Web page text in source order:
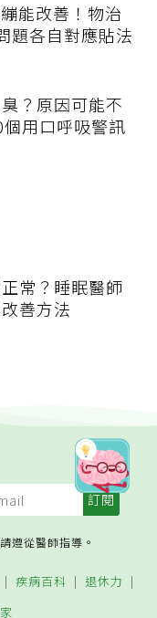
能改善！物治
題各自對應貼法
？原因可能不
用口呼吸警訊
常？睡眠醫師
善方法
遵從醫師指導。
疾病百科
退休力